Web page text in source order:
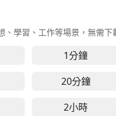
學習、工作等場景，無需下
上計時器 - 適用於快速休
1分鐘
1分鐘線
間工作、冥想練習與學習
線上計時器 - 適用於學習
20分鐘
20分鐘
2小時